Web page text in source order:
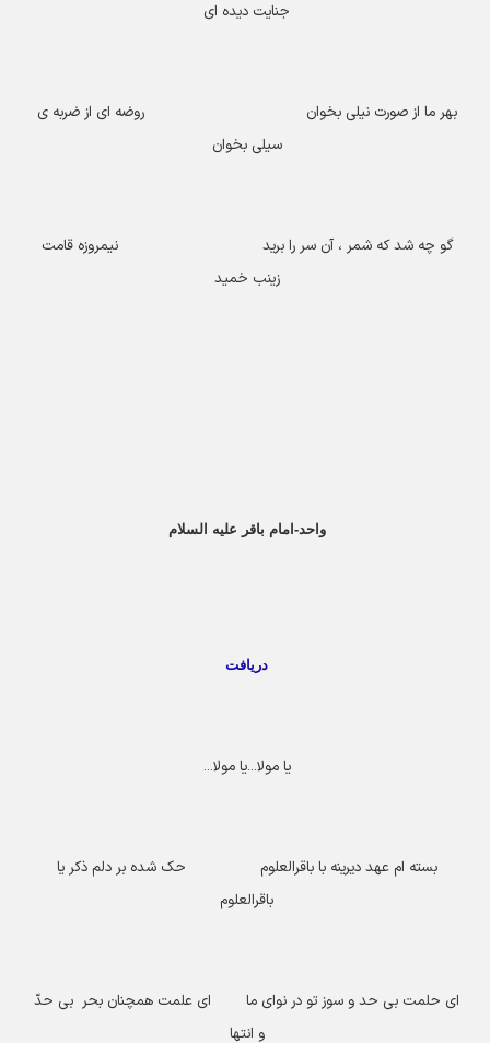
جنایت دیده ای
بهر ما از صورت نیلی بخوان روضه ای از ضربه ی
سیلی بخوان
گو چه شد که شمر ، آن سر را برید نیمروزه قامت
زینب خمید
واحد-امام باقر علیه السلام
دریافت
یا مولا...یا مولا...
بسته ام عهد دیرینه با باقرالعلوم حک شده بر دلم ذکر یا
باقرالعلوم
ای حلمت بی حد و سوز تو در نوای ما ای علمت همچنان بحر بی حدّ
و انتها